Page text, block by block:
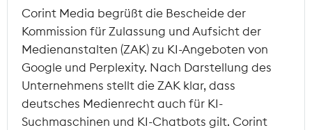
Corint Media begrüßt die Bescheide der
Kommission für Zulassung und Aufsicht der
Medienanstalten (ZAK) zu KI-Angeboten von
Google und Perplexity. Nach Darstellung des
Unternehmens stellt die ZAK klar, dass
deutsches Medienrecht auch für KI-
Suchmaschinen und KI-Chatbots gilt. Corint